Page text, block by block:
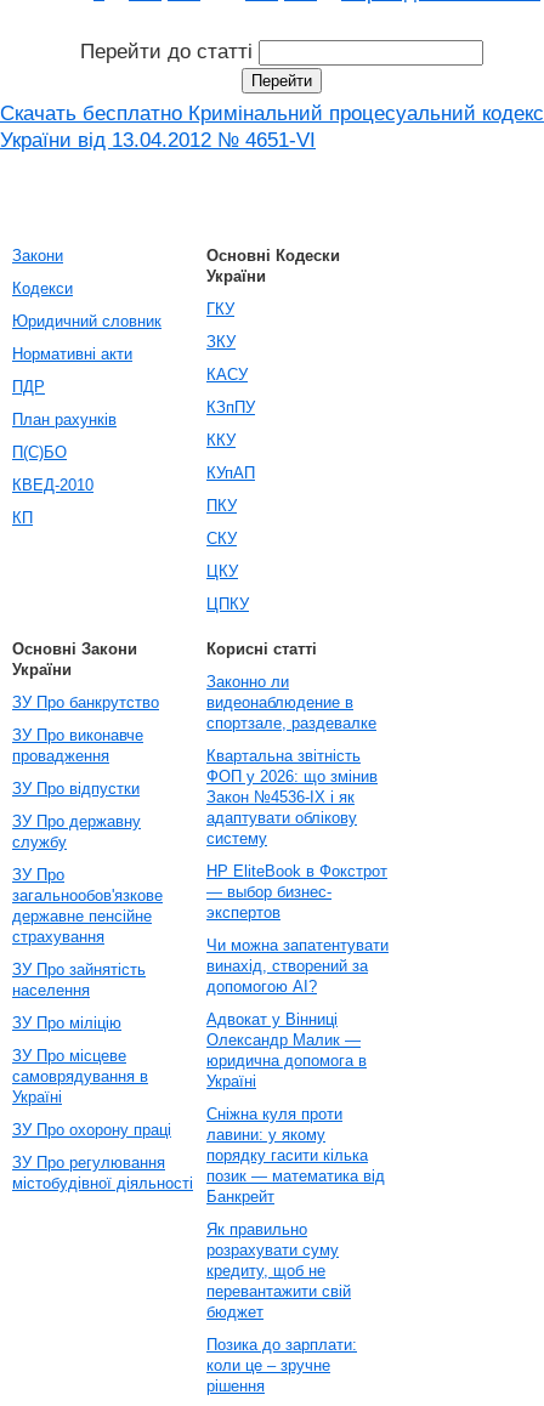
Перейти до статті
Скачать бесплатно Кримінальний процесуальний кодекс
України від 13.04.2012 № 4651-VI
Закони
Кодекси
Юридичний словник
Нормативні акти
ПДР
План рахунків
П(С)БО
КВЕД-2010
КП
Основні Кодески
України
ГКУ
ЗКУ
КАСУ
КЗпПУ
ККУ
КУпАП
ПКУ
СКУ
ЦКУ
ЦПКУ
Основні Закони
України
ЗУ Про банкрутство
ЗУ Про виконавче
провадження
ЗУ Про відпустки
ЗУ Про державну
службу
ЗУ Про
загальнообов'язкове
державне пенсійне
страхування
ЗУ Про зайнятість
населення
ЗУ Про міліцію
ЗУ Про місцеве
самоврядування в
Україні
ЗУ Про охорону праці
ЗУ Про регулювання
містобудівної діяльності
Корисні статті
Законно ли
видеонаблюдение в
спортзале, раздевалке
Квартальна звітність
ФОП у 2026: що змінив
Закон №4536-IX і як
адаптувати облікову
систему
HP EliteBook в Фокстрот
— выбор бизнес-
экспертов
Чи можна запатентувати
винахід, створений за
допомогою AI?
Адвокат у Вінниці
Олександр Малик —
юридична допомога в
Україні
Сніжна куля проти
лавини: у якому
порядку гасити кілька
позик — математика від
Банкрейт
Як правильно
розрахувати суму
кредиту, щоб не
перевантажити свій
бюджет
Позика до зарплати:
коли це – зручне
рішення